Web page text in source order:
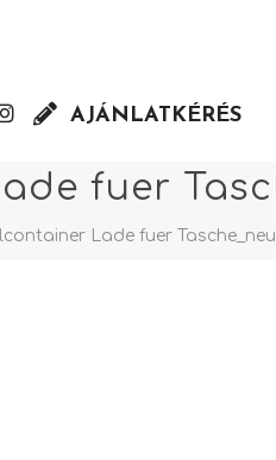
Insta AJÁNLATKÉRÉS
fuer
Lade fuer